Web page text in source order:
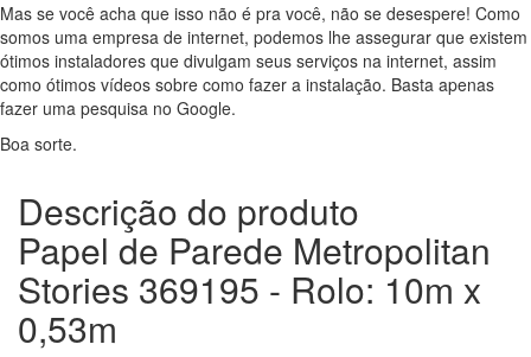
Mas se você acha que isso não é pra você, não se desespere! Como
somos uma empresa de internet, podemos lhe assegurar que existem
ótimos instaladores que divulgam seus serviços na internet, assim
como ótimos vídeos sobre como fazer a instalação. Basta apenas
fazer uma pesquisa no Google.
Boa sorte.
Descrição do produto
Papel de Parede Metropolitan
Stories 369195 - Rolo: 10m x
0,53m